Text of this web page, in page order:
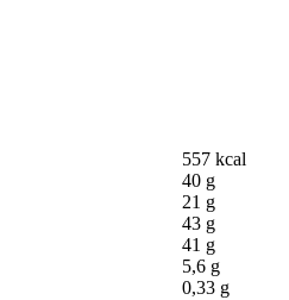
557 kcal
40 g
21 g
43 g
41 g
5,6 g
0,33 g